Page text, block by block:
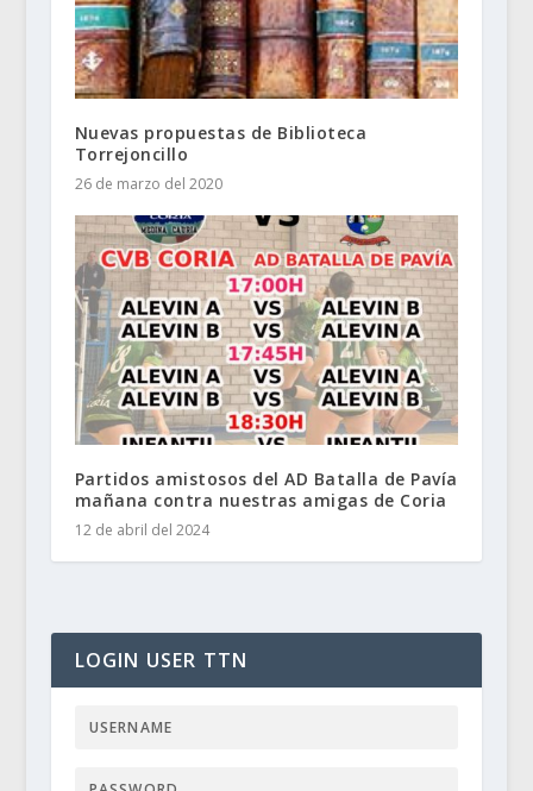
Nuevas propuestas de Biblioteca
Torrejoncillo
26 de marzo del 2020
Partidos amistosos del AD Batalla de Pavía
mañana contra nuestras amigas de Coria
12 de abril del 2024
LOGIN USER TTN